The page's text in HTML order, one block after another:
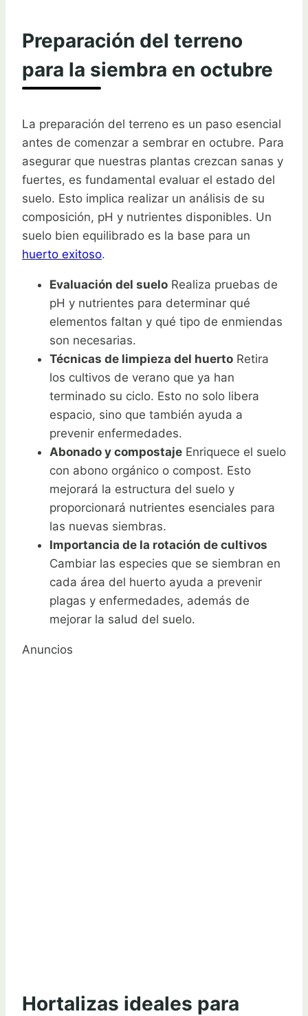
Preparación del terreno
para la siembra en octubre
La preparación del terreno es un paso esencial
antes de comenzar a sembrar en octubre. Para
asegurar que nuestras plantas crezcan sanas y
fuertes, es fundamental evaluar el estado del
suelo. Esto implica realizar un análisis de su
composición, pH y nutrientes disponibles. Un
suelo bien equilibrado es la base para un
huerto exitoso.
Evaluación del suelo Realiza pruebas de
pH y nutrientes para determinar qué
elementos faltan y qué tipo de enmiendas
son necesarias.
Técnicas de limpieza del huerto Retira
los cultivos de verano que ya han
terminado su ciclo. Esto no solo libera
espacio, sino que también ayuda a
prevenir enfermedades.
Abonado y compostaje Enriquece el suelo
con abono orgánico o compost. Esto
mejorará la estructura del suelo y
proporcionará nutrientes esenciales para
las nuevas siembras.
Importancia de la rotación de cultivos
Cambiar las especies que se siembran en
cada área del huerto ayuda a prevenir
plagas y enfermedades, además de
mejorar la salud del suelo.
Anuncios
Hortalizas ideales para